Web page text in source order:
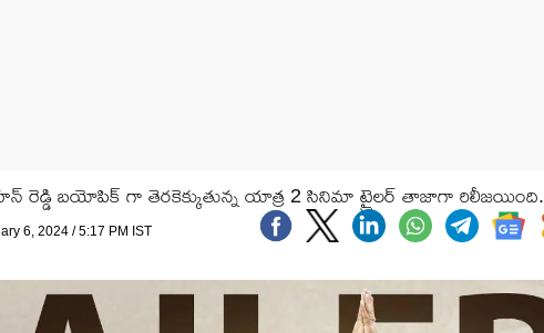
రెడ్డి బయోపిక్ గా తెరకెక్కుతున్న యాత్ర 2 సినిమా ట్రైలర్ తాజాగా రిలీజయింది.
6, 2024 / 5:17 PM IST